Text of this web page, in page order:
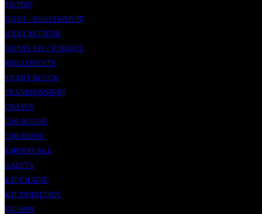
PISTON
JOINT / ROULEMENT
JOINT MOTEUR
JOINTS SPI / TORIQUE
ROULEMENTS
SILENT BLOCK
TRANSMISSION
CHAINE
COURONNE
COURROIE
EMBRAYAGE
GALETS
KIT CHAINE
KIT ENTRETIEN
PIGNON